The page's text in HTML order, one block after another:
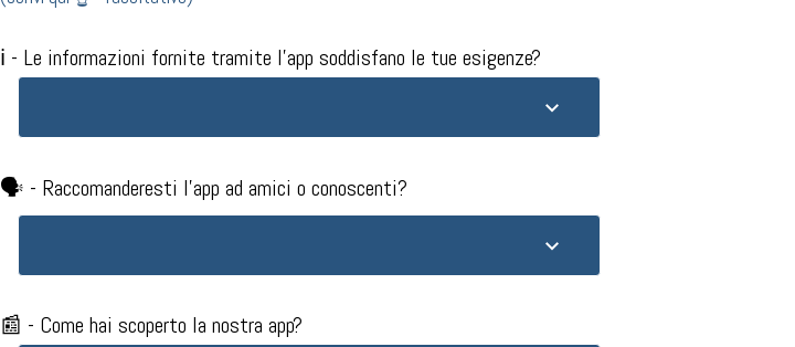
ℹ️ - Le informazioni fornite tramite l'app soddisfano le tue esigenze?​
🗣️ - Raccomanderesti l'app ad amici o conoscenti?​
📰 - Come hai scoperto la nostra app?​